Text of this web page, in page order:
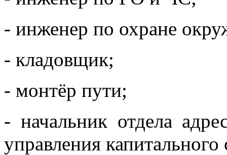
- инженер по охране
- кладовщик;
- монтёр пути;
- начальник отдела
управления